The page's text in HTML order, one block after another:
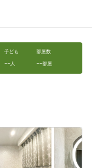
子ども
--人
部屋数
--部屋